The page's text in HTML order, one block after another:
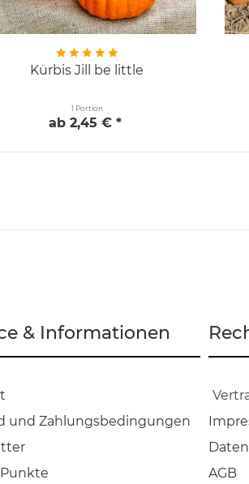
Kürbis Jill be little
1 Portion
ab 2,45 € *
& Informationen
und Zahlungsbedingungen
AGB